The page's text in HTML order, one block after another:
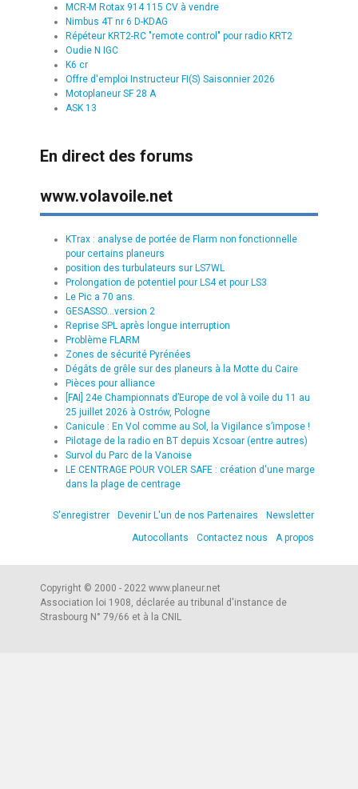
MCR-M Rotax 914 115 CV à vendre
Nimbus 4T nr 6 D-KDAG
Répéteur KRT2-RC "remote control" pour radio KRT2
Oudie N IGC
K6 cr
Offre d'emploi Instructeur FI(S) Saisonnier 2026
Motoplaneur SF 28 A
ASK 13
En direct des forums
www.volavoile.net
KTrax : analyse de portée de Flarm non fonctionnelle
pour certains planeurs
position des turbulateurs sur LS7WL
Prolongation de potentiel pour LS4 et pour LS3
Le Pic a 70 ans.
GESASSO...version 2
Reprise SPL après longue interruption
Problème FLARM
Zones de sécurité Pyrénées
Dégâts de grêle sur des planeurs à la Motte du Caire
Pièces pour alliance
[FAI] 24e Championnats d’Europe de vol à voile du 11 au
25 juillet 2026 à Ostrów, Pologne
Canicule : En Vol comme au Sol, la Vigilance s’impose !
Pilotage de la radio en BT depuis Xcsoar (entre autres)
Survol du Parc de la Vanoise
LE CENTRAGE POUR VOLER SAFE : création d'une marge
dans la plage de centrage
S'enregistrer Devenir L'un de nos Partenaires
Newsletter
Autocollants
Contactez nous A propos
Copyright © 2000 - 2022 www.planeur.net
Association loi 1908, déclarée au tribunal d'instance de
Strasbourg N° 79/66 et à la CNIL